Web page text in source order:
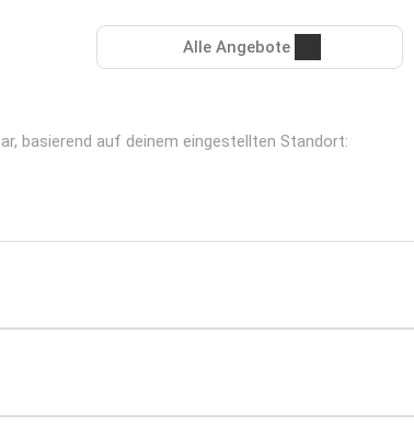
Alle Angebote
basierend auf deinem eingestellten Standort: